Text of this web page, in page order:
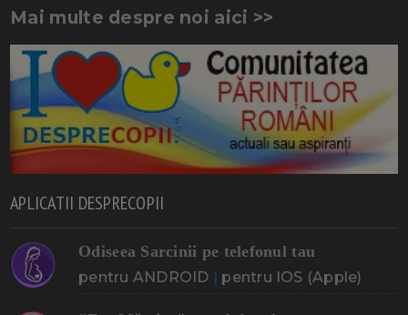
Mai multe despre noi aici >>
APLICATII DESPRECOPII
Odiseea Sarcinii pe telefonul tau
pentru ANDROID | pentru IOS (Apple)